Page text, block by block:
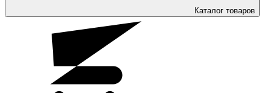
Каталог товаров